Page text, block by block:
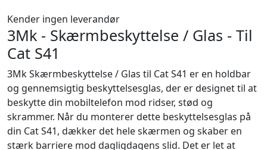
Kender ingen leverandør
3Mk - Skærmbeskyttelse / Glas - Til
Cat S41
3Mk Skærmbeskyttelse / Glas til Cat S41 er en holdbar
og gennemsigtig beskyttelsesglas, der er designet til at
beskytte din mobiltelefon mod ridser, stød og
skrammer. Når du monterer dette beskyttelsesglas på
din Cat S41, dækker det hele skærmen og skaber en
stærk barriere mod dagligdagens slid. Det er let at